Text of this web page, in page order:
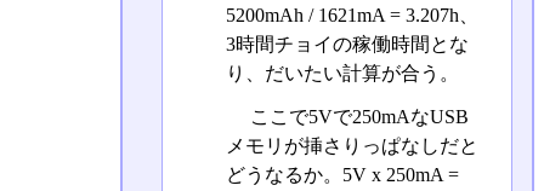
5200mAh / 1621mA = 3.207h、
3時間チョイの稼働時間とな
り、だいたい計算が合う。
ここで5Vで250mAなUSB
メモリが挿さりっぱなしだと
どうなるか。5V x 250mA =